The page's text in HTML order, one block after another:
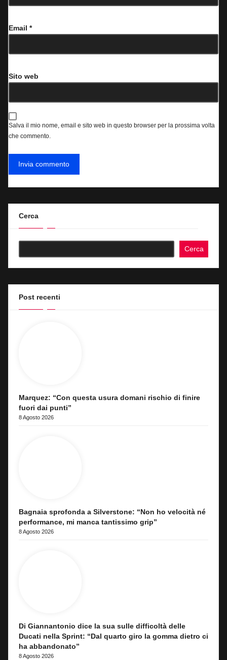
Email *
Sito web
Salva il mio nome, email e sito web in questo browser per la prossima volta
che commento.
Cerca
Cerca
Post recenti
Marquez: “Con questa usura domani rischio di finire
fuori dai punti”
8 Agosto 2026
Bagnaia sprofonda a Silverstone: “Non ho velocità né
performance, mi manca tantissimo grip”
8 Agosto 2026
Di Giannantonio dice la sua sulle difficoltà delle
Ducati nella Sprint: “Dal quarto giro la gomma dietro ci
ha abbandonato”
8 Agosto 2026